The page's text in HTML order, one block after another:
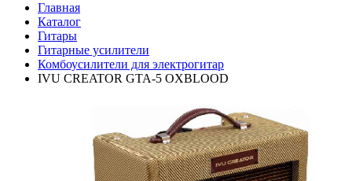
Главная
Каталог
Гитары
Гитарные усилители
Комбоусилители для электрогитар
IVU CREATOR GTA-5 OXBLOOD